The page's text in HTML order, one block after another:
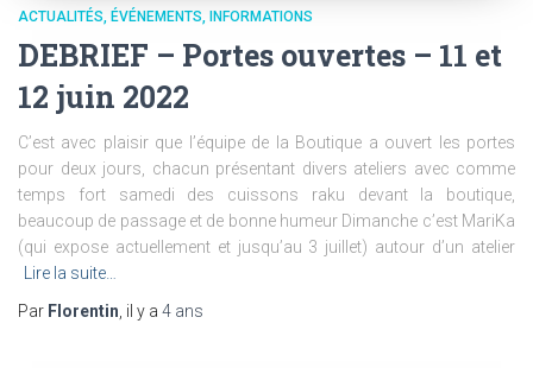
ACTUALITÉS ÉVÉNEMENTS INFORMATIONS
DEBRIEF – Portes ouvertes – 11 et
12 juin 2022
C’est avec plaisir que l’équipe de la Boutique a ouvert les portes
pour deux jours, chacun présentant divers ateliers avec comme
temps fort samedi des cuissons raku devant la boutique,
beaucoup de passage et de bonne humeur Dimanche c’est MariKa
(qui expose actuellement et jusqu’au 3 juillet) autour d’un atelier
Lire la suite…
Par Florentin , il y a 4 ans